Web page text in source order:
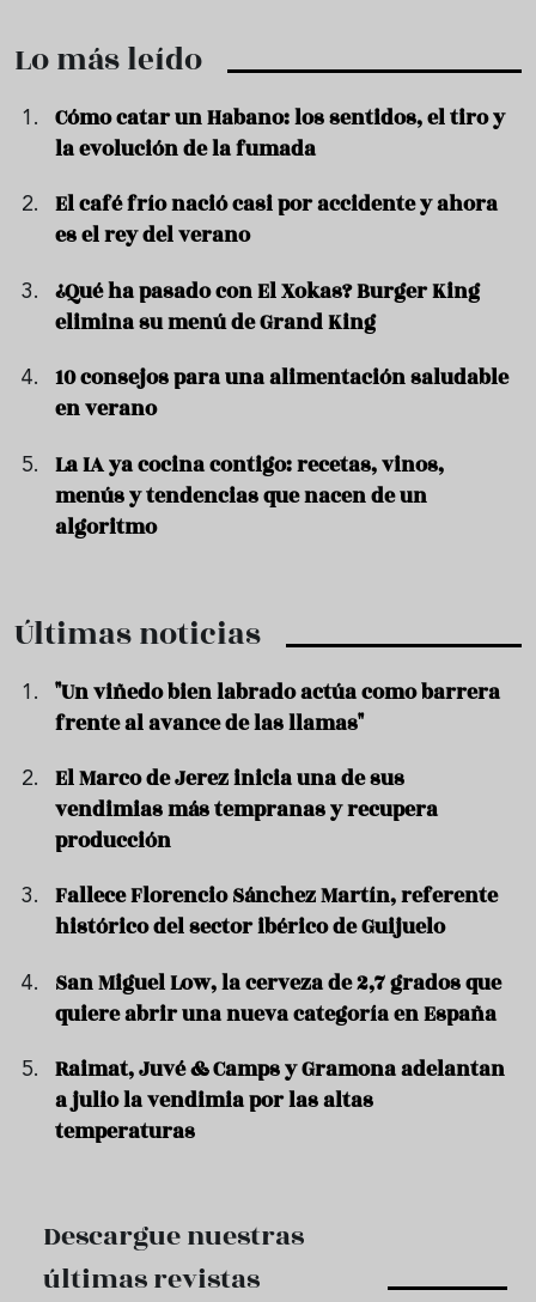
Lo más leído
Cómo catar un Habano: los sentidos, el tiro y
la evolución de la fumada
El café frío nació casi por accidente y ahora
es el rey del verano
¿Qué ha pasado con El Xokas? Burger King
elimina su menú de Grand King
10 consejos para una alimentación saludable
en verano
La IA ya cocina contigo: recetas, vinos,
menús y tendencias que nacen de un
algoritmo
Últimas noticias
"Un viñedo bien labrado actúa como barrera
frente al avance de las llamas"
El Marco de Jerez inicia una de sus
vendimias más tempranas y recupera
producción
Fallece Florencio Sánchez Martín, referente
histórico del sector ibérico de Guijuelo
San Miguel Low, la cerveza de 2,7 grados que
quiere abrir una nueva categoría en España
Raimat, Juvé & Camps y Gramona adelantan
a julio la vendimia por las altas
temperaturas
Descargue nuestras
últimas revistas